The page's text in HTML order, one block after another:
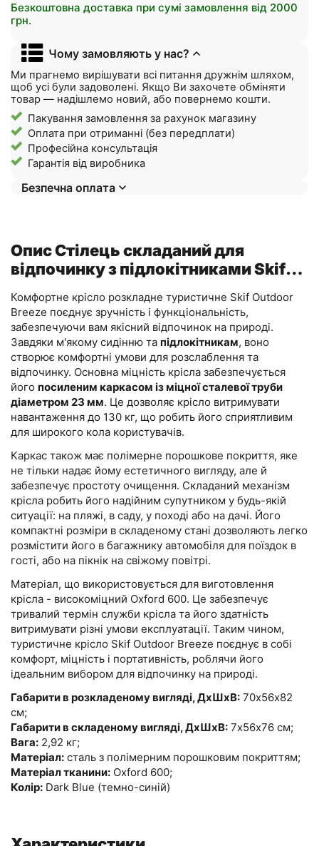
Безкоштовна доставка при сумі замовлення від 2000
грн.
Чому замовляють у нас?
Ми прагнемо вирішувати всі питання дружнім шляхом,
щоб усі були задоволені. Якщо Ви захочете обміняти
товар — надішлемо новий, або повернемо кошти.
Пакування замовлення за рахунок магазину
Оплата при отриманні (без передплати)
Професійна консультація
Гарантія від виробника
Безпечна оплата
Опис Стілець складаний для
відпочинку з підлокітниками Skif
Outdoor Breeze, колір: темно-синій
Комфортне крісло розкладне туристичне Skif Outdoor
Breeze поєднує зручність і функціональність,
забезпечуючи вам якісний відпочинок на природі.
Завдяки м'якому сидінню та підлокітникам, воно
створює комфортні умови для розслаблення та
відпочинку. Основна міцність крісла забезпечується
його посиленим каркасом із міцної сталевої труби
діаметром 23 мм. Це дозволяє крісло витримувати
навантаження до 130 кг, що робить його сприятливим
для широкого кола користувачів.
Каркас також має полімерне порошкове покриття, яке
не тільки надає йому естетичного вигляду, але й
забезпечує простоту очищення. Складаний механізм
крісла робить його надійним супутником у будь-якій
ситуації: на пляжі, в саду, у поході або на дачі. Його
компактні розміри в складеному стані дозволяють легко
розмістити його в багажнику автомобіля для поїздок в
гості, або на пікнік на свіжому повітрі.
Матеріал, що використовується для виготовлення
крісла - високоміцний Oxford 600. Це забезпечує
тривалий термін служби крісла та його здатність
витримувати різні умови експлуатації. Таким чином,
туристичне крісло Skif Outdoor Breeze поєднує в собі
комфорт, міцність і портативність, роблячи його
ідеальним вибором для відпочинку на природі.
Габарити в розкладеному вигляді, ДхШхВ: 70х56х82
см;
Габарити в складеному вигляді, ДхШхВ: 7х56х76 см;
Вага: 2,92 кг;
Матеріал: сталь з полімерним порошковим покриттям;
Матеріал тканини: Oxford 600;
Колір: Dark Blue (темно-синій)